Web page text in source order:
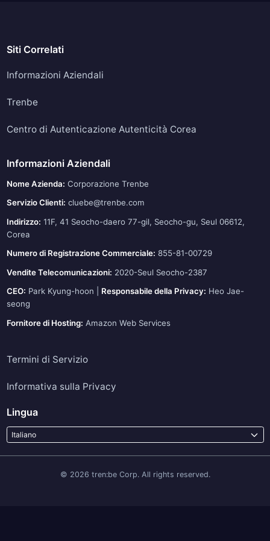
Siti Correlati
Informazioni Aziendali
Trenbe
Centro di Autenticazione Autenticità Corea
Informazioni Aziendali
Nome Azienda: Corporazione Trenbe
Servizio Clienti: cluebe@trenbe.com
Indirizzo: 11F, 41 Seocho-daero 77-gil, Seocho-gu, Seul 06612,
Corea
Numero di Registrazione Commerciale: 855-81-00729
Vendite Telecomunicazioni: 2020-Seul Seocho-2387
CEO: Park Kyung-hoon | Responsabile della Privacy: Heo Jae-
seong
Fornitore di Hosting: Amazon Web Services
Termini di Servizio
Informativa sulla Privacy
Lingua
Italiano
© 2026 tren:be Corp. All rights reserved.